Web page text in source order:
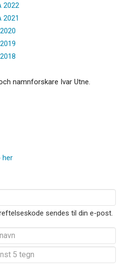
2022
2021
namnforskare Ivar Utne.
her
sendes til din e-post.